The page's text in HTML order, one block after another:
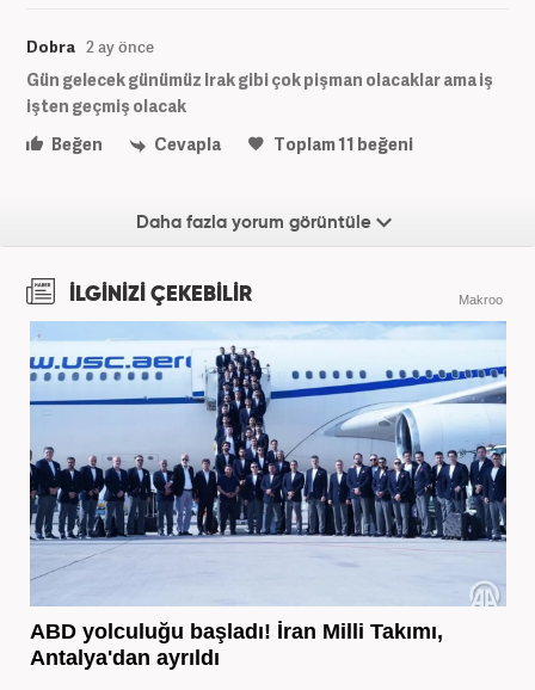
Dobra 2 ay önce
Gün gelecek günümüz Irak gibi çok pişman olacaklar ama iş
işten geçmiş olacak
Beğen
Cevapla Toplam11 beğeni
Daha fazla yorum görüntüle
İLGİNİZİ ÇEKEBİLİR Makroo
ABD yolculuğu başladı! İran Milli Takımı,
Antalya'dan ayrıldı